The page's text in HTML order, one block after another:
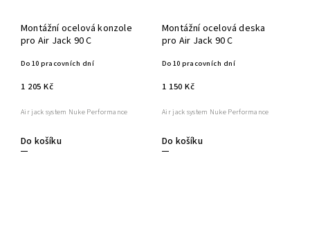
Montážní ocelová konzole
pro Air Jack 90 C
Do 10 pracovních dní
1 205 Kč
Do košíku
Air jack system Nuke Performance
Montážní ocelová deska
pro Air Jack 90 C
Do 10 pracovních dní
1 150 Kč
Do košíku
Air jack system Nuke Performance